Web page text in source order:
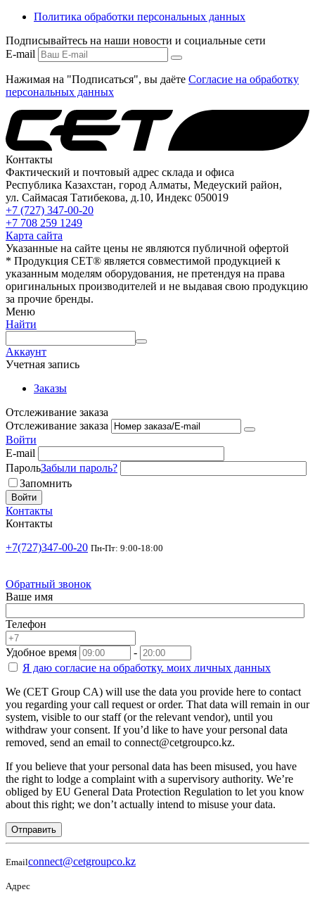
Политика обработки персональных данных
Подписывайтесь на наши новости и социальные сети
E-mail
Нажимая на "Подписаться", вы даёте Согласие на обработку
персональных данных
Контакты
Фактический и почтовый адрес склада и офиса
Республика Казахстан, город Алматы, Медеуский район,
ул. Саймасая Татибекова, д.10, Индекс 050019
+7 (727) 347-00-20
+7 708 259 1249
Карта сайта
Указанные на сайте цены не являются публичной офертой
* Продукция СЕТ® является совместимой продукцией к
указанным моделям оборудования, не претендуя на права
оригинальных производителей и не выдавая свою продукцию
за прочие бренды.
Меню
Найти
Аккаунт
Учетная запись
Заказы
Отслеживание заказа
Отслеживание заказа
Войти
E-mail
ПарольЗабыли пароль?
Запомнить
Войти
Контакты
Контакты
+7(727)347-00-20 Пн-Пт: 9:00-18:00
Обратный звонок
Ваше имя
Телефон
Удобное время
-
Я даю согласие на обработку. моих личных данных
We (CET Group CA) will use the data you provide here to contact
you regarding your call request or order. That data will remain in our
system, visible to our staff (or the relevant vendor), until you
withdraw your consent. If you’d like to have your personal data
removed, send an email to connect@cetgroupco.kz.
If you believe that your personal data has been misused, you have
the right to lodge a complaint with a supervisory authority. We’re
obliged by EU General Data Protection Regulation to let you know
about this right; we don’t actually intend to misuse your data.
Отправить
Emailconnect@cetgroupco.kz
Адрес